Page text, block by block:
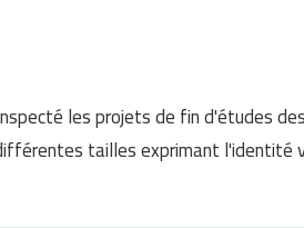
les projets de fin d'études
tailles exprimant l'identité